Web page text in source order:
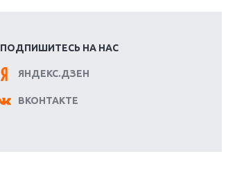
Starlink: Battle For Atlas
Обзор игры Forza Horizon 4:
ПОДПИШИТЕСЬ НА НАС
ЯНДЕКС.ДЗЕН
ВКОНТАКТЕ